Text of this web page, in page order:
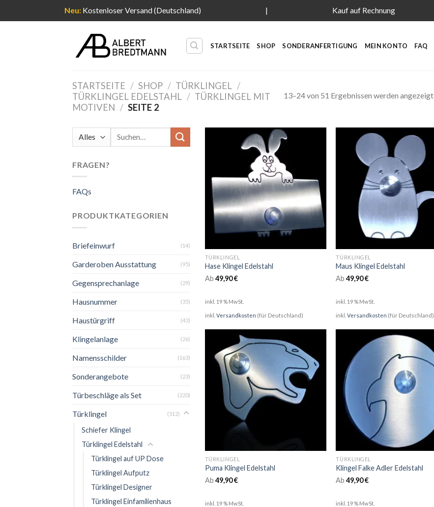
Neu: Kostenloser Versand (Deutschland) | Kauf auf Rechnung
STARTSEITE SHOP SONDERANFERTIGUNG MEIN KONTO FAQ
STARTSEITE / SHOP / TÜRKLINGEL /
TÜRKLINGEL EDELSTAHL / TÜRKLINGEL MIT
MOTIVEN / SEITE 2
13–24 von 51 Ergebnissen werden angezeigt
Suche
FRAGEN?
FAQs
PRODUKTKATEGORIEN
Briefeinwurf (14)
Garderoben Ausstattung (95)
Gegensprechanlage (29)
Hausnummer (35)
Haustürgriff (43)
Klingelanlage (26)
Namensschilder (163)
Sonderangebote (23)
Türbeschläge als Set (220)
Türklingel (512)
Schiefer Klingel
Türklingel Edelstahl
Türklingel auf UP Dose
Türklingel Aufputz
Türklingel Designer
Türklingel Einfamilienhaus
TÜRKLINGEL
Hase Klingel Edelstahl
Ab 49,90€
inkl. 19 % MwSt.
inkl. Versandkosten (für Deutschland)
TÜRKLINGEL
Maus Klingel Edelstahl
Ab49,90€
inkl. 19 % MwSt.
inkl.Versandkosten (für Deutschland)
TÜRKLINGEL
Puma Klingel Edelstahl
Ab 49,90€
inkl. 19 % MwSt.
TÜRKLINGEL
Klingel Falke Adler Edelstahl
Ab49,90€
inkl. 19 % MwSt.